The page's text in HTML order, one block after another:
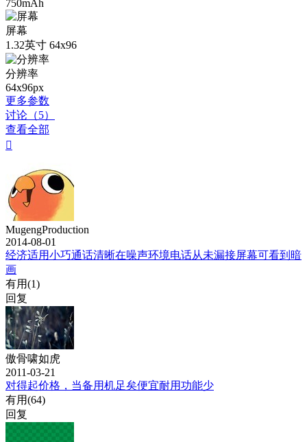
750mAh
屏幕
1.32英寸 64x96
分辨率
64x96px
更多参数
讨论（5）
查看全部

MugengProduction
2014-08-01
经济适用小巧通话清晰在噪声环境电话从未漏接屏幕可看到暗
画
有用(1)
回复
傲骨啸如虎
2011-03-21
对得起价格，当备用机足矣便宜耐用功能少
有用(64)
回复